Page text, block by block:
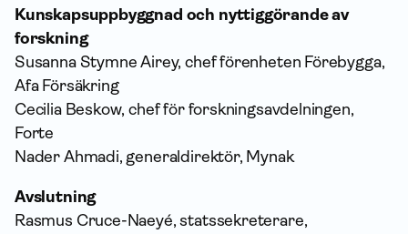
Kunskapsuppbyggnad och nyttiggörande av
forskning
Susanna Stymne Airey, chef förenheten Förebygga,
Afa För­säkring
Cecilia Beskow, chef för forskningsavdelningen,
Forte
Nader Ahmadi, generaldirektör, Mynak
Avslutning
Rasmus Cruce-Naeyé, statssekreterare,